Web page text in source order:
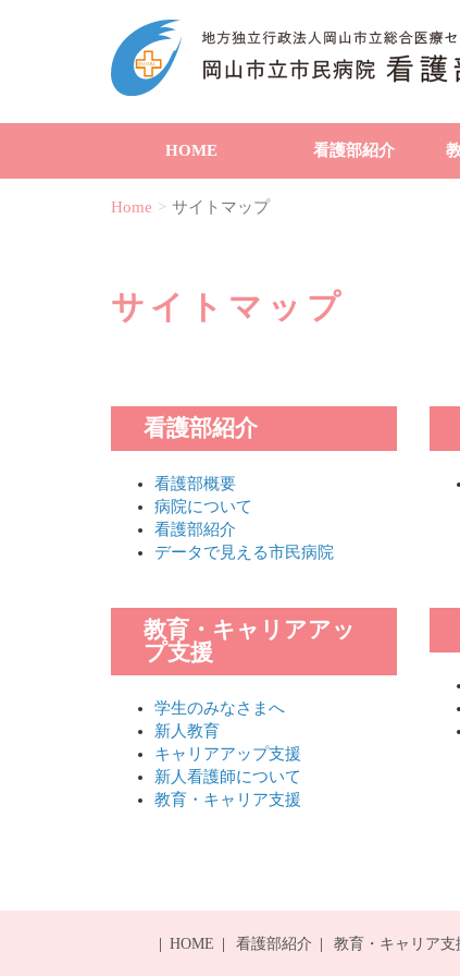
HOME 看護部紹介
Home サイトマップ
サイトマップ
看護部紹介
看護部概要
病院について
看護部紹介
データで見える市民病院
教育・キャリアアッ
プ支援
学生のみなさまへ
新人教育
キャリアアップ支援
新人看護師について
教育・キャリア支援
HOME 看護部紹介 教育・キャリア支